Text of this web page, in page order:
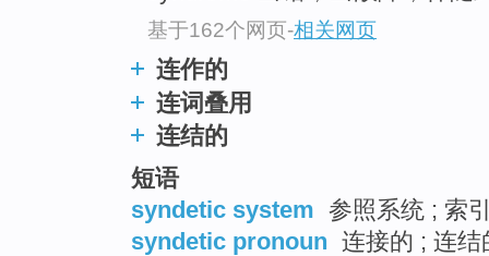
基于162个网页-相关网页
连作的
连词叠用
连结的
短语
syndetic system 参照系统 ; 索
syndetic pronoun 连接的 ; 连